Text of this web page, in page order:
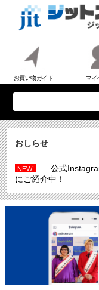
お買い物ガイド マイ
おしらせ
NEW!
公式
にご紹介中！